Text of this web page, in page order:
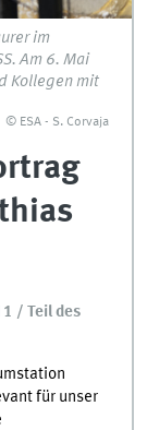
im
Am 6. Mai
Kollegen mit
© ESA - S. Corvaja
1 / Teil des
für unser